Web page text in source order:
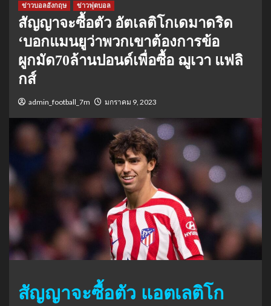
ข่าวบอลอังกฤษ ข่าวฟุตบอล
สัญญาจะซื้อตัว อัตเลติโกเดมาดริด
‘บอกแมนยูว่าพวกเขาต้องการข้อ
ผูกมัด70ล้านปอนด์เพื่อซื้อ ฌูเวา แฟลิ
กส์
admin_football_7m มกราคม 9, 2023
สัญญาจะซื้อตัว แอตเลติโก